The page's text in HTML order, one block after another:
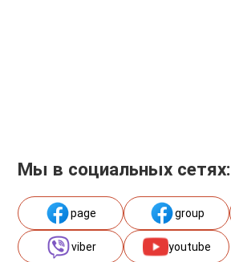
Мы в социальных сетях:
page group
viber youtube